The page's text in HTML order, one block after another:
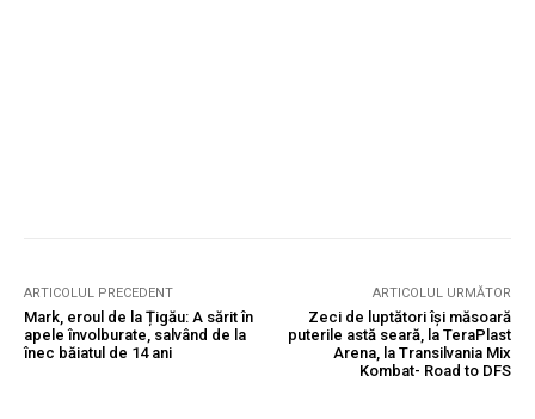
ARTICOLUL PRECEDENT
Mark, eroul de la Țigău: A sărit în
apele învolburate, salvând de la
înec băiatul de 14 ani
ARTICOLUL URMĂTOR
Zeci de luptători își măsoară
puterile astă seară, la TeraPlast
Arena, la Transilvania Mix
Kombat- Road to DFS